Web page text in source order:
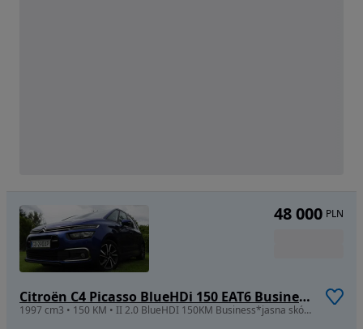
Citroën C4 Picasso BlueHDi 150 EAT6 Business Class
1997 cm3 • 150 KM • II 2.0 BlueHDI 150KM Business*jasna skóra*kamera*navi*relax*panor*PDC
48 000 PLN